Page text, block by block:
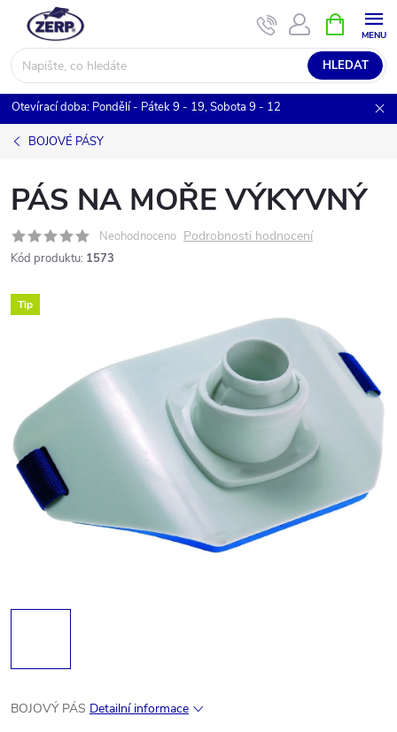
obsah
HLEDAT
NÁKUPNÍ
KOŠÍK
Otevírací doba: Pondělí - Pátek 9 - 19, Sobota 9 - 12
BOJOVÉ PÁSY
PÁS NA MOŘE VÝKYVNÝ
Neohodnoceno Podrobnosti hodnocení
Kód produktu: 1573
Tip
BOJOVÝ PÁS Detailní informace